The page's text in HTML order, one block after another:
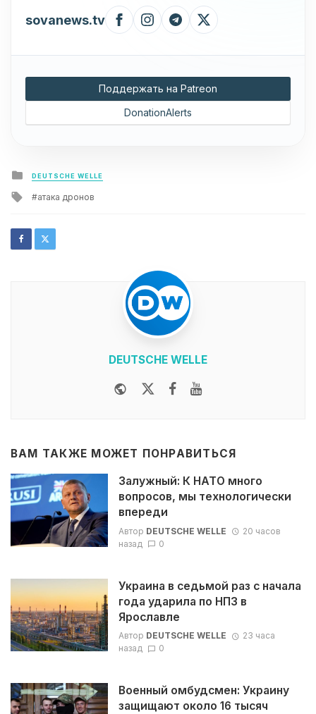
sovanews.tv
Поддержать на Patreon
DonationAlerts
Posted
in
DEUTSCHE WELLE
Tagged
атака дронов
DEUTSCHE WELLE
WebsiteTwitterFacebook
ВАМ ТАКЖЕ МОЖЕТ ПОНРАВИТЬСЯ
Залужный: К НАТО много
вопросов, мы технологически
впереди
Автор DEUTSCHE WELLE
20 часов
назад
0
Украина в седьмой раз с начала
года ударила по НПЗ в
Ярославле
Автор DEUTSCHE WELLE
23 часа
назад
0
Военный омбудсмен: Украину
защищают около 16 тысяч